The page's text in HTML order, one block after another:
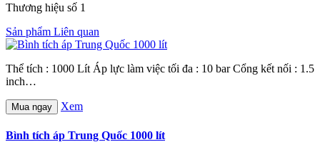
Thương hiệu số 1
Sản phẩm Liên quan
Thể tích : 1000 Lít Áp lực làm việc tối đa : 10 bar Cổng kết nối : 1.5
inch…
Mua ngay Xem
Bình tích áp Trung Quốc 1000 lít